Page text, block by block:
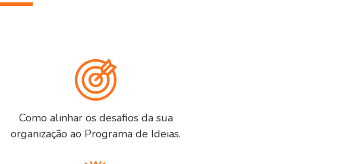
Como alinhar os desafios da sua
organização ao Programa de Ideias.